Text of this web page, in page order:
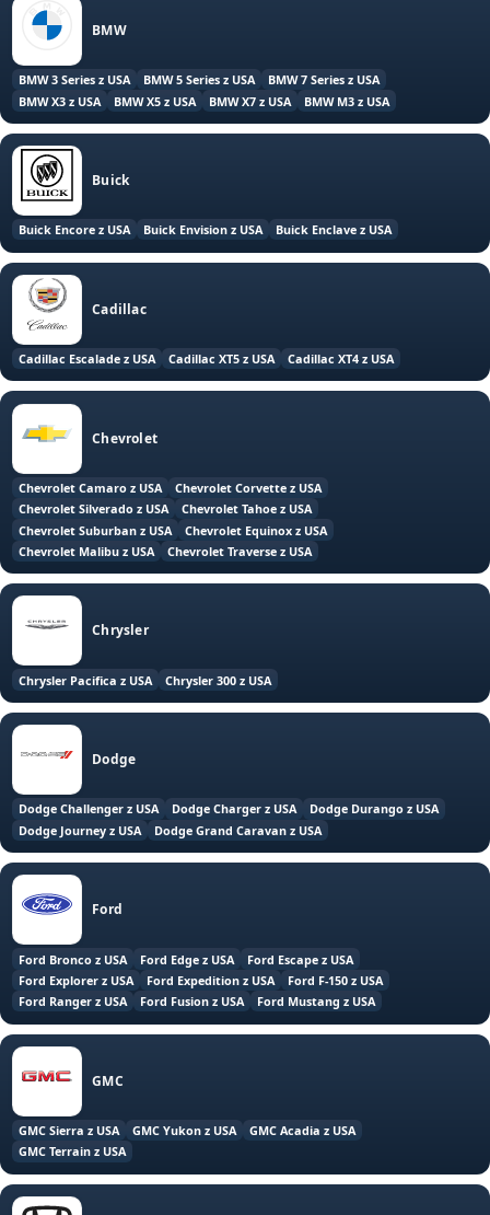
BMW
BMW 3 Series z USA BMW 5 Series z USA
BMW 7 Series z USA
BMW X3 z USA
BMW X5 z USA BMW X7 z USA BMW M3 z USA
Buick
Buick Encore z USA Buick Envision z USA Buick Enclave z USA
Cadillac
Cadillac Escalade z USA Cadillac XT5 z USA Cadillac XT4 z USA
Chevrolet
Chevrolet Camaro z USA
Chevrolet Corvette z USA
Chevrolet Silverado z USA
Chevrolet Tahoe z USA
Chevrolet Suburban z USA
Chevrolet Equinox z USA
Chevrolet Malibu z USA
Chevrolet Traverse z USA
Chrysler
Chrysler Pacifica z USA Chrysler 300 z USA
Dodge
Dodge Challenger z USA Dodge Charger z USA
Dodge Durango z USA
Dodge Journey z USA
Dodge Grand Caravan z USA
Ford
Ford Bronco z USA Ford Edge z USA
Ford Escape z USA
Ford Explorer z USA
Ford Expedition z USA
Ford F-150 z USA
Ford Ranger z USA
Ford Fusion z USA Ford Mustang z USA
GMC
GMC Sierra z USA GMC Yukon z USA
GMC Acadia z USA
GMC Terrain z USA